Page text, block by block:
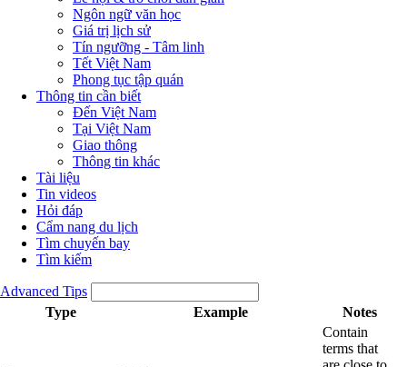
Ngôn ngữ văn học
Giá trị lịch sử
Tín ngưỡng - Tâm linh
Tết Việt Nam
Phong tục tập quán
Thông tin cần biết
Đến Việt Nam
Tại Việt Nam
Giao thông
Thông tin khác
Tài liệu
Tin videos
Hỏi đáp
Cẩm nang du lịch
Tìm chuyến bay
Tìm kiếm
Advanced Tips
Type
Example Notes
Contain
terms that